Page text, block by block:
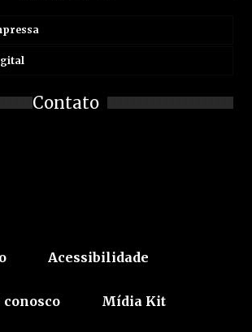
Contato
Acessibilidade
Mídia Kit